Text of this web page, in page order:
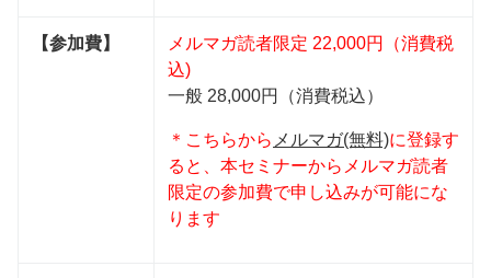
【参加費】
メルマガ読者限定 22,000円（消費税
込)
一般 28,000円（消費税込）
＊こちらから メルマガ(無料)に登録す
ると、本セミナーからメルマガ読者
限定の参加費で申し込みが可能にな
ります